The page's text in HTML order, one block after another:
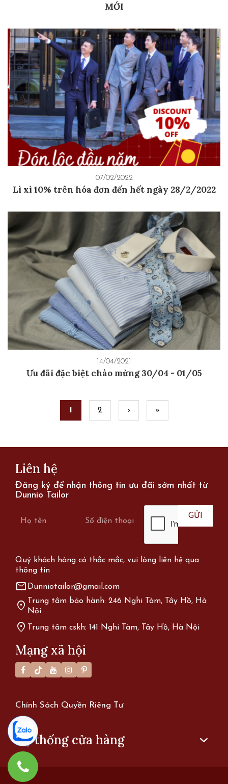
MỚI
07/02/2022
Lì xì 10% trên hóa đơn đến hết ngày 28/2/2022
14/04/2021
Ưu đãi đặc biệt chào mừng 30/04 - 01/05
1 2 › »
Liên hệ
Đăng ký để nhận thông tin ưu đãi sớm nhất từ
Dunnio Tailor
Quý khách hàng có thắc mắc, vui lòng liên hệ qua
thông tin
mail Dunniotailor@gmail.com
location_on
Trung tâm bảo hành: 246 Nghi Tàm, Tây Hồ, Hà
Nội
location_on Trung tâm cskh: 141 Nghi Tàm, Tây Hồ, Hà Nội
Mạng xã hội
Chính Sách Quyền Riêng Tư
Hệ thống cửa hàng